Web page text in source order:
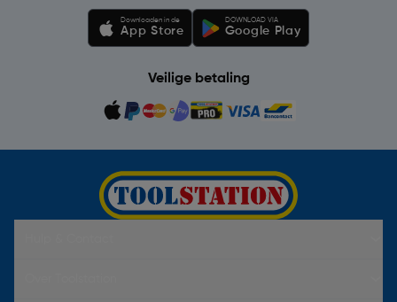
Downloaden in de
App Store
DOWNLOAD VIA
Google Play
Veilige betaling